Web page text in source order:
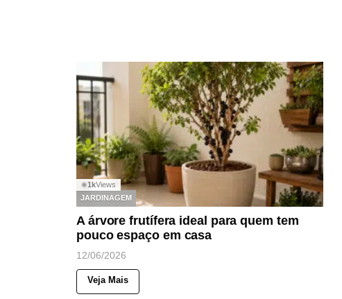
◉1kViews
JARDINAGEM
A árvore frutífera ideal para quem tem
pouco espaço em casa
12/06/2026
Veja Mais